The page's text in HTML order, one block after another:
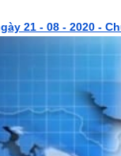
21 - 08 - 2020 -